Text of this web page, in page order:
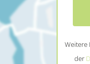
Weitere
der